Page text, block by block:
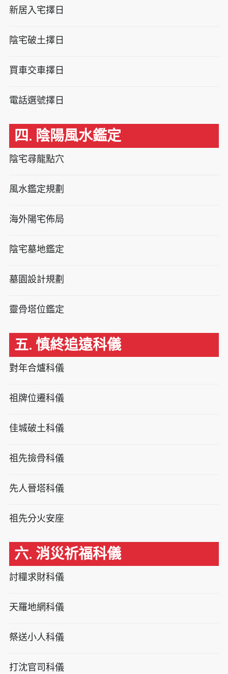
新居入宅擇日
陰宅破土擇日
買車交車擇日
電話選號擇日
四. 陰陽風水鑑定
陰宅尋龍點穴
風水鑑定規劃
海外陽宅佈局
陰宅墓地鑑定
墓園設計規劃
靈骨塔位鑑定
五. 慎終追遠科儀
對年合爐科儀
祖牌位遷科儀
佳城破土科儀
祖先撿骨科儀
先人晉塔科儀
祖先分火安座
六. 消災祈福科儀
討糧求財科儀
天羅地網科儀
祭送小人科儀
打沈官司科儀